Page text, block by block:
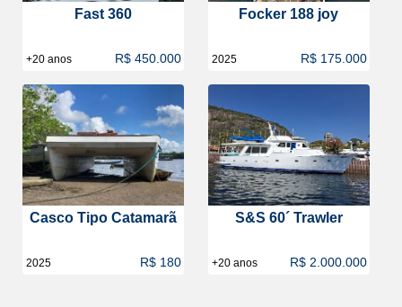
Fast 360
+20 anos R$ 450.000
Focker 188 joy
2025 R$ 175.000
Casco Tipo Catamarã
2025 R$ 180
S&S 60´ Trawler
+20 anos R$ 2.000.000